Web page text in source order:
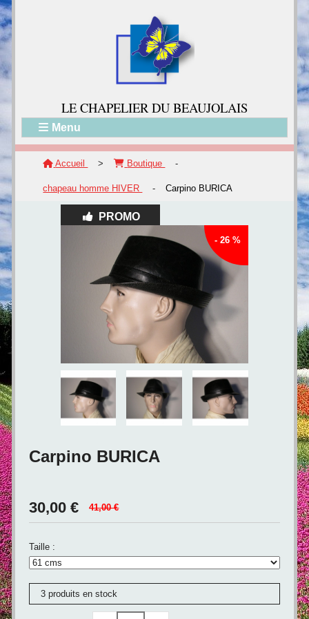
LE CHAPELIER DU BEAUJOLAIS
Menu
Accueil > Boutique -
chapeau homme HIVER - Carpino BURICA
PROMO
- 26 %
Carpino BURICA
30,00 € 41,00 €
Taille :
3 produits en stock